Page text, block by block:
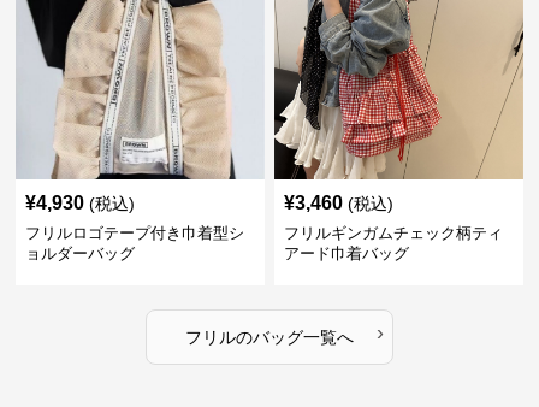
¥4,930 (税込)
フリルロゴテープ付き巾着型シ
ョルダーバッグ
¥3,460 (税込)
フリルギンガムチェック柄ティ
アード巾着バッグ
フリルのバッグ一覧へ ›